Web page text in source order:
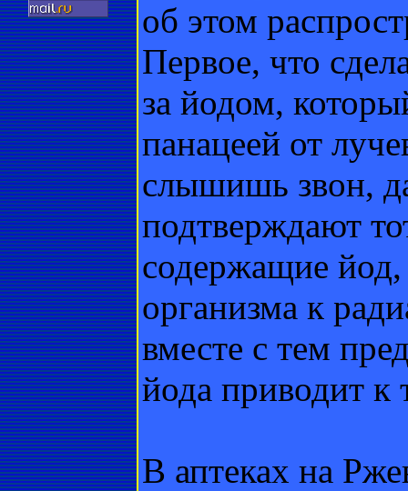
об этом
Первое, что
за йодом,
панацеей от
слышишь звон,
подтверждают
содержащие
организма к
вместе с тем
йода приводит к
В аптеках на